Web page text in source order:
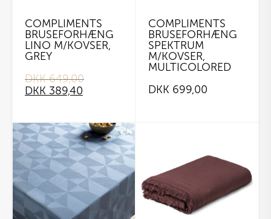
COMPLIMENTS
BRUSEFORHÆNG
LINO M/KOVSER,
GREY
DKK649,00
Original
price
DKK 389,40
Current
price
COMPLIMENTS
BRUSEFORHÆNG
SPEKTRUM
M/KOVSER,
MULTICOLORED
DKK 699,00